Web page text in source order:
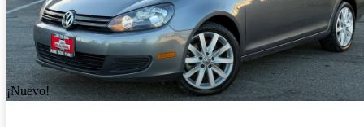
¡Nuevo!